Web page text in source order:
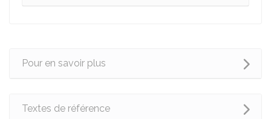
Pour en savoir plus
Textes de référence